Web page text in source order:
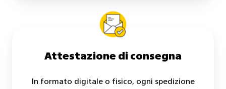
Attestazione di consegna
In formato digitale o fisico, ogni spedizione